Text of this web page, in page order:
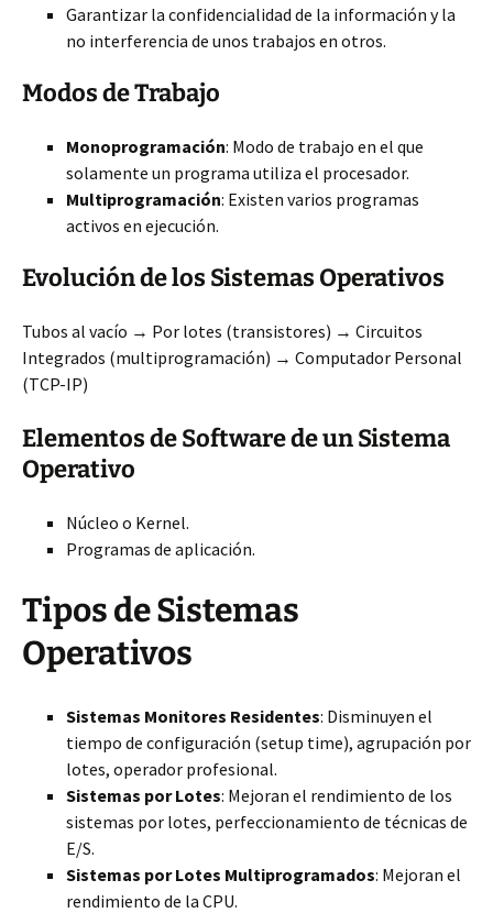
Garantizar la confidencialidad de la información y la
no interferencia de unos trabajos en otros.
Modos de Trabajo
Monoprogramación: Modo de trabajo en el que
solamente un programa utiliza el procesador.
Multiprogramación: Existen varios programas
activos en ejecución.
Evolución de los Sistemas Operativos
Tubos al vacío → Por lotes (transistores) → Circuitos
Integrados (multiprogramación) → Computador Personal
(TCP-IP)
Elementos de Software de un Sistema
Operativo
Núcleo o Kernel.
Programas de aplicación.
Tipos de Sistemas
Operativos
Sistemas Monitores Residentes: Disminuyen el
tiempo de configuración (setup time), agrupación por
lotes, operador profesional.
Sistemas por Lotes: Mejoran el rendimiento de los
sistemas por lotes, perfeccionamiento de técnicas de
E/S.
Sistemas por Lotes Multiprogramados: Mejoran el
rendimiento de la CPU.